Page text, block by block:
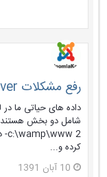
رفع مشکلات Wamp server
کرده و...
10 آبان 1391